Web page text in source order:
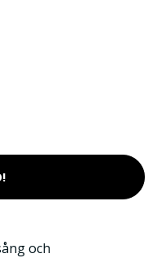
och